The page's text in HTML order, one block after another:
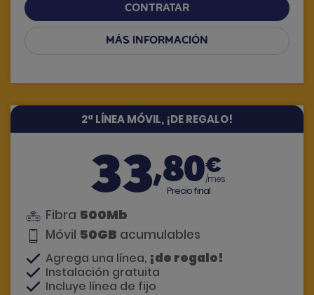
CONTRATAR
MÁS INFORMACIÓN
2ª LÍNEA MÓVIL, ¡DE REGALO!
33,80€
/mes
Precio final
Fibra 500Mb
Móvil 50GB acumulables
Agrega una línea, ¡de regalo!
Instalación gratuita
Incluye línea de fijo